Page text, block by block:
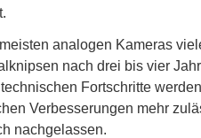
analogen Kameras
nach drei bis vier
Fortschritte
Verbesserungen mehr
nachgelassen.